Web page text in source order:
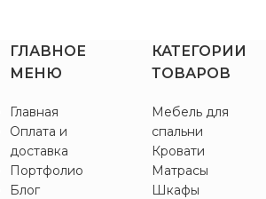
ГЛАВНОЕ
МЕНЮ
Главная
Оплата и
доставка
Портфолио
Блог
КАТЕГОРИИ
ТОВАРОВ
Мебель для
спальни
Кровати
Матрасы
Шкафы